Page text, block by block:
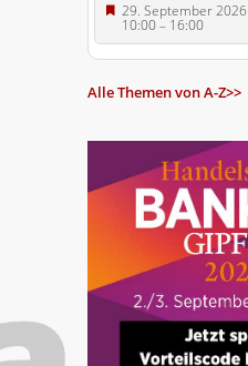
29. September 2026
10:00– 16:00
Alle Themen von A-Z>>